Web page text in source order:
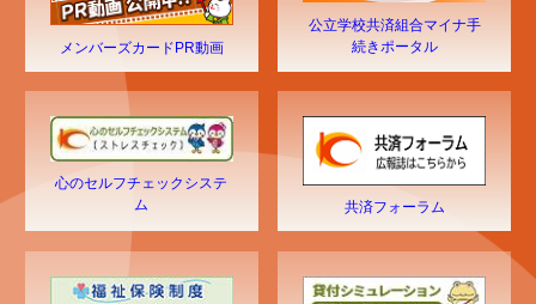
メンバーズカードPR動画
公立学校共済組合マイナ手
続きポータル
心のセルフチェックシステ
ム
共済フォーラム